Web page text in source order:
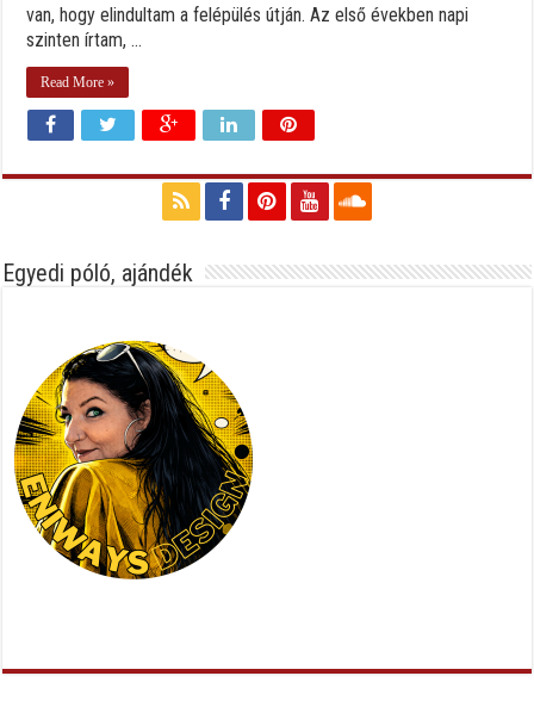
van, hogy elindultam a felépülés útján. Az első években napi
szinten írtam, ...
Read More »
Egyedi póló, ajándék